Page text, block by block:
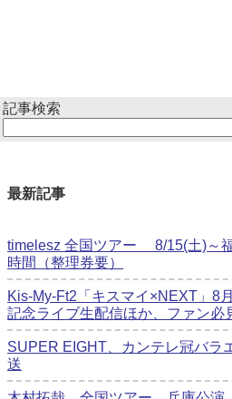
記事検索
最新記事
timelesz 全国ツアー 8/15(土)～
時間（整理券要）
Kis-My-Ft2「キスマイ×NEXT」8
記念ライブ生配信ほか、ファン必
SUPER EIGHT、カンテレ冠バラ
送